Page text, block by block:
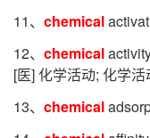
11、 chemical
12、 chemical
[医] 化学活动; 化学活
13、 chemical